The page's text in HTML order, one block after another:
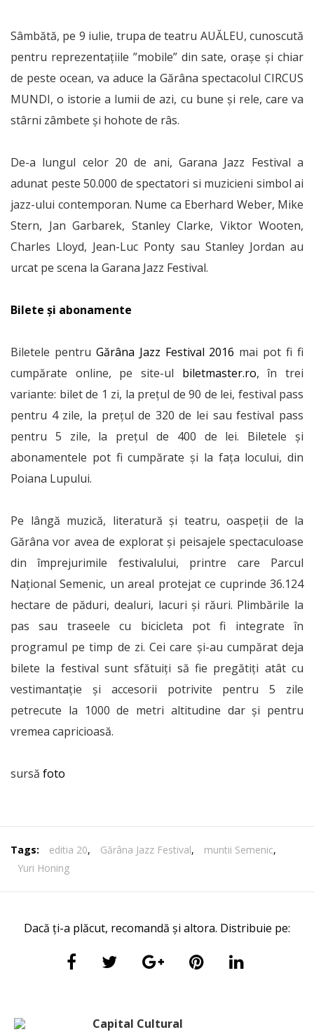
Sâmbătă, pe 9 iulie, trupa de teatru AUĂLEU, cunoscută
pentru reprezentaţiile ”mobile” din sate, oraşe şi chiar
de peste ocean, va aduce la Gărâna spectacolul CIRCUS
MUNDI, o istorie a lumii de azi, cu bune şi rele, care va
stârni zâmbete şi hohote de râs.
De-a lungul celor 20 de ani, Garana Jazz Festival a
adunat peste 50.000 de spectatori si muzicieni simbol ai
jazz-ului contemporan. Nume ca Eberhard Weber, Mike
Stern, Jan Garbarek, Stanley Clarke, Viktor Wooten,
Charles Lloyd, Jean-Luc Ponty sau Stanley Jordan au
urcat pe scena la Garana Jazz Festival.
Bilete și abonamente
Biletele pentru Gărâna Jazz Festival 2016 mai pot fi fi
cumpărate online, pe site-ul biletmaster.ro, în trei
variante: bilet de 1 zi, la prețul de 90 de lei, festival pass
pentru 4 zile, la prețul de 320 de lei sau festival pass
pentru 5 zile, la prețul de 400 de lei. Biletele și
abonamentele pot fi cumpărate și la fața locului, din
Poiana Lupului.
Pe lângă muzică, literatură și teatru, oaspeții de la
Gărâna vor avea de explorat și peisajele spectaculoase
din împrejurimile festivalului, printre care Parcul
Național Semenic, un areal protejat ce cuprinde 36.124
hectare de păduri, dealuri, lacuri și răuri. Plimbările la
pas sau traseele cu bicicleta pot fi integrate în
programul pe timp de zi. Cei care și-au cumpărat deja
bilete la festival sunt sfătuiți să fie pregătiți atât cu
vestimantație și accesorii potrivite pentru 5 zile
petrecute la 1000 de metri altitudine dar și pentru
vremea capricioasă.
sursă foto
Tags: editia 20, Gărâna Jazz Festival, muntii Semenic,
Yuri Honing
Dacă ți-a plăcut, recomandă și altora. Distribuie pe:
Capital Cultural